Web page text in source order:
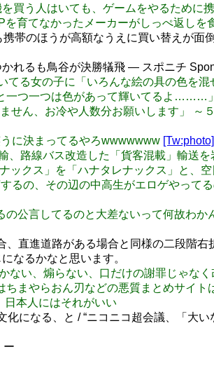
買う人はいても、ゲームをやるために
育てなかったメーカーがしっぺ返し
帯のほうが高額なうえに買い替えが
れるも鳥谷が決勝犠飛 ― スポニチ
る女の子に「いろんな絵の具の色を
一つ一つは色があって輝いてるよ………
せん、お冷や人数分お願いします」 ～
に決まってるやろwwwwwww [Tw:photo]
、路線バス改造した「貨客混載」輸送
ックス」を「ハナタレナックス」と
るの、その辺の中高生がエロゲやっ
の公言してるのと大差ないって何故わ
直進道路がある場合と同様の二段階
なるかなと思います。
ない、煽らない、口だけの謝罪じゃな
まやらおん刃などの悪質まとめサイ
日本人にはそれがいい
になる、と / “ニコニコ超会議、「大
ー